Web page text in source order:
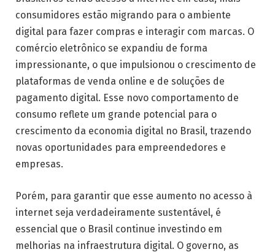
consumidores estão migrando para o ambiente
digital para fazer compras e interagir com marcas. O
comércio eletrônico se expandiu de forma
impressionante, o que impulsionou o crescimento de
plataformas de venda online e de soluções de
pagamento digital. Esse novo comportamento de
consumo reflete um grande potencial para o
crescimento da economia digital no Brasil, trazendo
novas oportunidades para empreendedores e
empresas.
Porém, para garantir que esse aumento no acesso à
internet seja verdadeiramente sustentável, é
essencial que o Brasil continue investindo em
melhorias na infraestrutura digital. O governo, as